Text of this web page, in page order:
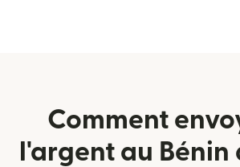
Comment
l'argent au Bénin